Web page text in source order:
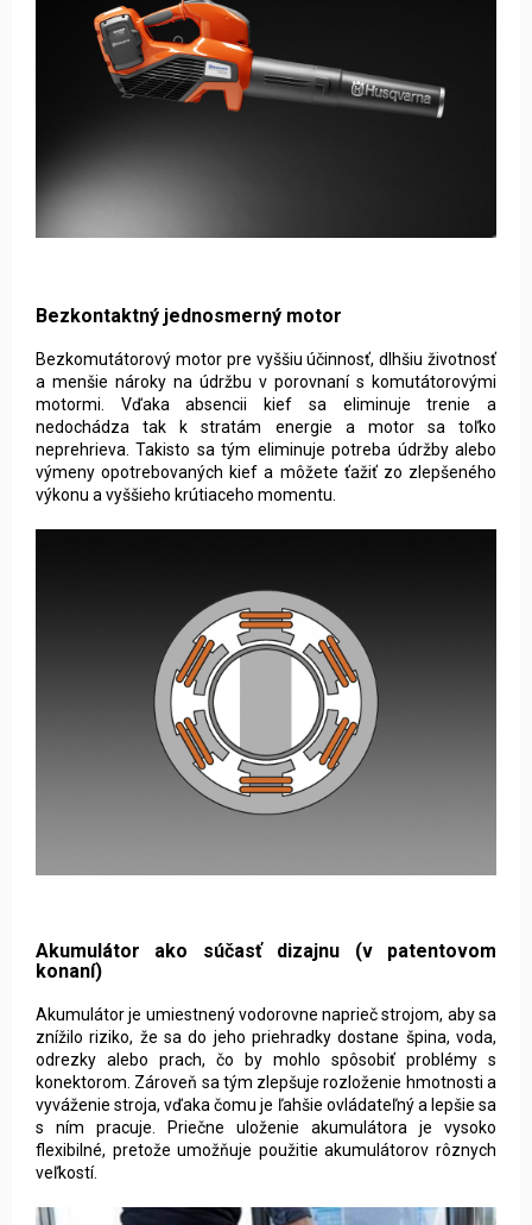
Bezkontaktný jednosmerný motor
Bezkomutátorový motor pre vyššiu účinnosť, dlhšiu životnosť
a menšie nároky na údržbu v porovnaní s komutátorovými
motormi. Vďaka absencii kief sa eliminuje trenie a
nedochádza tak k stratám energie a motor sa toľko
neprehrieva. Takisto sa tým eliminuje potreba údržby alebo
výmeny opotrebovaných kief a môžete ťažiť zo zlepšeného
výkonu a vyššieho krútiaceho momentu.
Akumulátor ako súčasť dizajnu (v patentovom
konaní)
Akumulátor je umiestnený vodorovne naprieč strojom, aby sa
znížilo riziko, že sa do jeho priehradky dostane špina, voda,
odrezky alebo prach, čo by mohlo spôsobiť problémy s
konektorom. Zároveň sa tým zlepšuje rozloženie hmotnosti a
vyváženie stroja, vďaka čomu je ľahšie ovládateľný a lepšie sa
s ním pracuje. Priečne uloženie akumulátora je vysoko
flexibilné, pretože umožňuje použitie akumulátorov rôznych
veľkostí.